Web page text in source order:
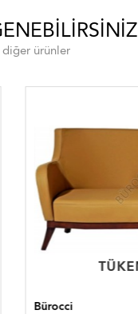
ürünler
TÜKENDI
TÜKENDI
Bürocci